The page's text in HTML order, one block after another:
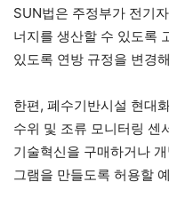
SUN법은 주정부가 전기
너지를 생산할 수 있도록
있도록 연방 규정을 변경
한편, 폐수기반시설 현대
수위 및 조류 모니터링 센
기술혁신을 구매하거나
그램을 만들도록 허용할